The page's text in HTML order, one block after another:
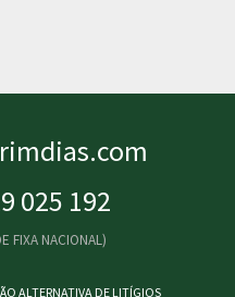
025 192
FIXA NACIONAL)
ALTERNATIVA DE LITÍGIOS